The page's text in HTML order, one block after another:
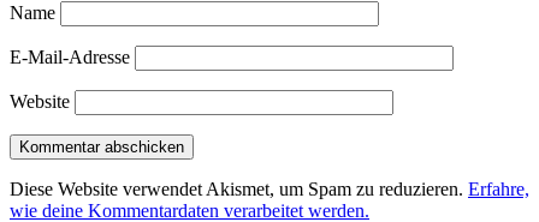
Name
E-Mail-Adresse
Website
Diese Website verwendet Akismet, um Spam zu reduzieren. Erfahre,
wie deine Kommentardaten verarbeitet werden.